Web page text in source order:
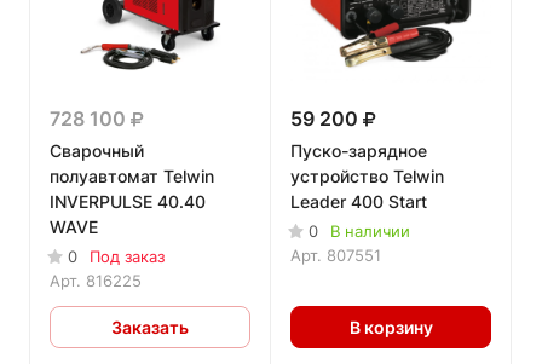
728 100
Сварочный
полуавтомат Telwin
INVERPULSE 40.40
WAVE
0
Под заказ
Арт. 816225
Заказать
59 200
Пуско-зарядное
устройство Telwin
Leader 400 Start
0
В наличии
Арт. 807551
В корзину